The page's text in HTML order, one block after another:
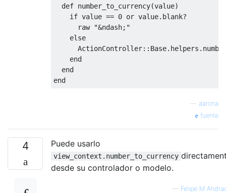
def number_to_currency(value)
if value == 0 or value. blank?
      raw
"&ndash;"
else
ActionController:: Base. helpers .
end
end
end
aarona
fuente
4 Puede usarlo
view_context.number_to_currency
desde su controlador o modelo.
— Felipe M